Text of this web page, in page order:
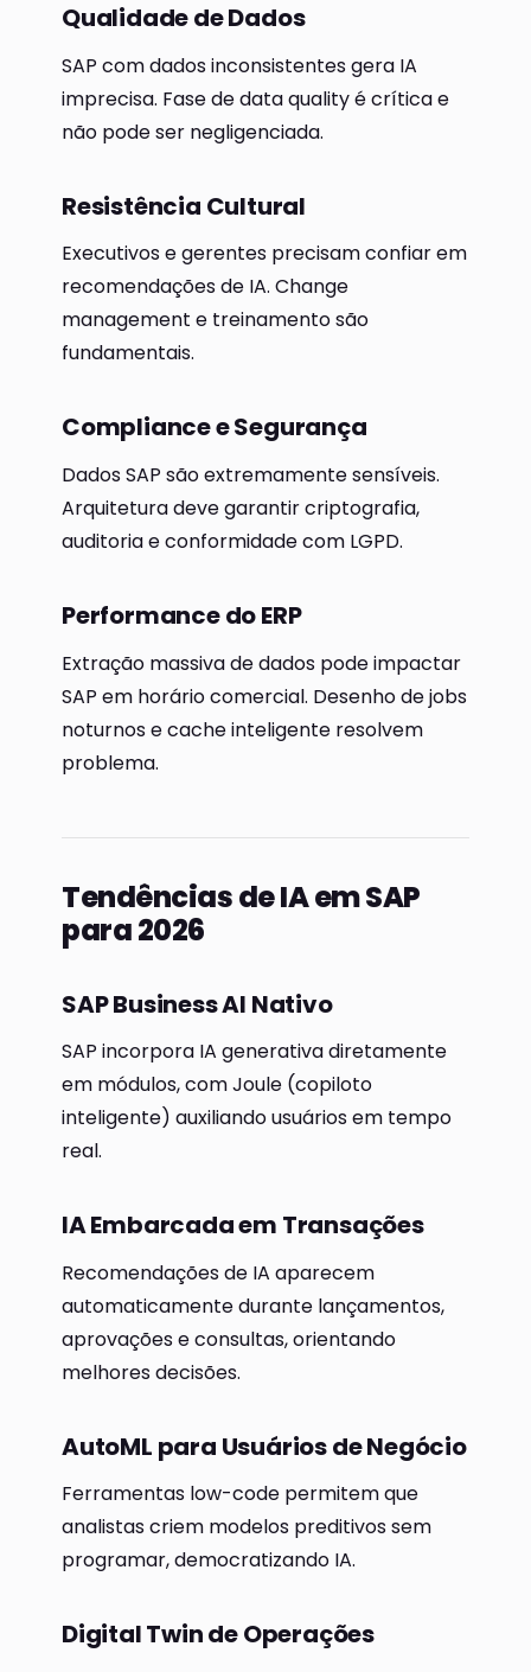
Qualidade de Dados
SAP com dados inconsistentes gera IA
imprecisa. Fase de data quality é crítica e
não pode ser negligenciada.
Resistência Cultural
Executivos e gerentes precisam confiar em
recomendações de IA. Change
management e treinamento são
fundamentais.
Compliance e Segurança
Dados SAP são extremamente sensíveis.
Arquitetura deve garantir criptografia,
auditoria e conformidade com LGPD.
Performance do ERP
Extração massiva de dados pode impactar
SAP em horário comercial. Desenho de jobs
noturnos e cache inteligente resolvem
problema.
Tendências de IA em SAP
para 2026
SAP Business AI Nativo
SAP incorpora IA generativa diretamente
em módulos, com Joule (copiloto
inteligente) auxiliando usuários em tempo
real.
IA Embarcada em Transações
Recomendações de IA aparecem
automaticamente durante lançamentos,
aprovações e consultas, orientando
melhores decisões.
AutoML para Usuários de Negócio
Ferramentas low-code permitem que
analistas criem modelos preditivos sem
programar, democratizando IA.
Digital Twin de Operações